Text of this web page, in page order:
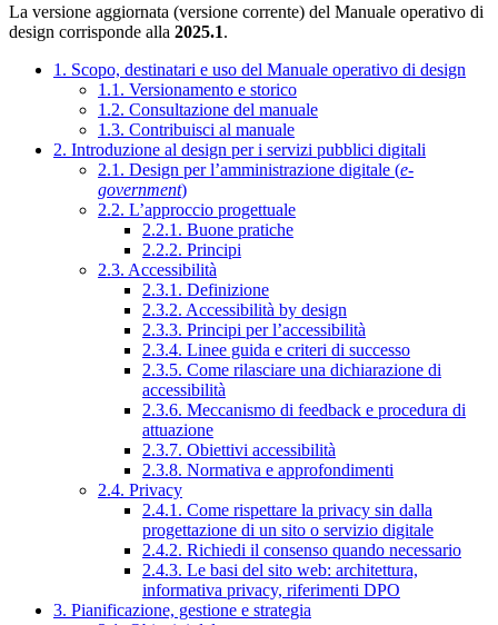
La versione aggiornata (versione corrente) del Manuale operativo di
design corrisponde alla 2025.1.
1. Scopo, destinatari e uso del Manuale operativo di design
1.1. Versionamento e storico
1.2. Consultazione del manuale
1.3. Contribuisci al manuale
2. Introduzione al design per i servizi pubblici digitali
2.1. Design per l’amministrazione digitale (e-
government)
2.2. L’approccio progettuale
2.2.1. Buone pratiche
2.2.2. Principi
2.3. Accessibilità
2.3.1. Definizione
2.3.2. Accessibilità by design
2.3.3. Principi per l’accessibilità
2.3.4. Linee guida e criteri di successo
2.3.5. Come rilasciare una dichiarazione di
accessibilità
2.3.6. Meccanismo di feedback e procedura di
attuazione
2.3.7. Obiettivi accessibilità
2.3.8. Normativa e approfondimenti
2.4. Privacy
2.4.1. Come rispettare la privacy sin dalla
progettazione di un sito o servizio digitale
2.4.2. Richiedi il consenso quando necessario
2.4.3. Le basi del sito web: architettura,
informativa privacy, riferimenti DPO
3. Pianificazione, gestione e strategia